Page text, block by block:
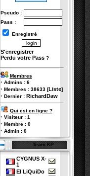
Pseudo :
Pass :
Enregistré
S'enregistrer
Perdu votre Pass?
Membres
· Admins : 6
· Membres : 38633[Liste]
· Dernier : RichardDaw
Qui est en ligne ?
· Visiteur : 1
· Membre : 0
· Admin : 0
Team KP
CYGNUS X-
1
El LiQuiDo